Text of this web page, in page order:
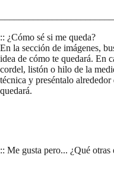
:: ¿Cómo sé si me queda?
En la sección de imágenes,
idea de cómo te quedará. En
cordel, listón o hilo de la
técnica y preséntalo
quedará.
:: Me gusta pero... ¿Qué otras